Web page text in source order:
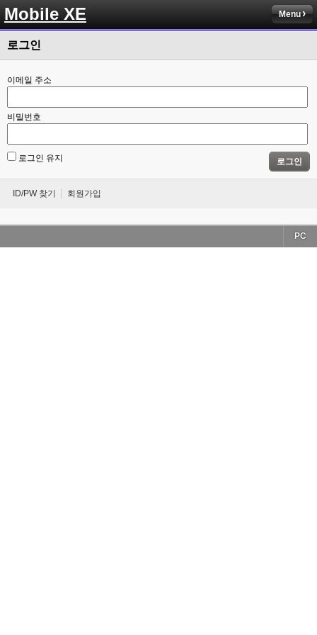
Mobile XE Menu
로그인
이메일 주소
비밀번호
로그인 유지 로그인
ID/PW 찾기 회원가입
PC